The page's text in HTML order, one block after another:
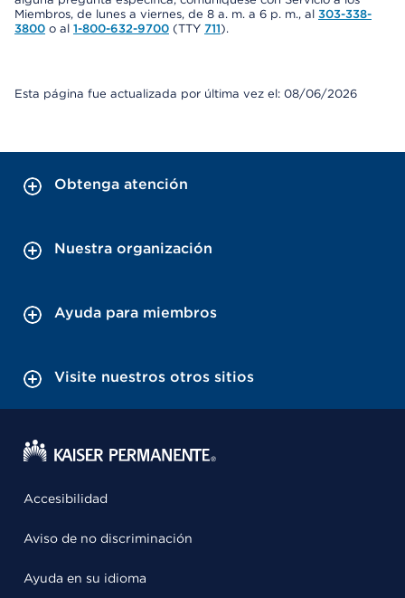
Miembros, de lunes a viernes, de 8 a. m. a 6 p. m., al 303-338-
3800 o al 1-800-632-9700 (TTY 711).
Esta página fue actualizada por última vez el: 08/06/2026
Obtenga atención
Nuestra organización
Ayuda para miembros
Visite nuestros otros sitios
Accesibilidad
Aviso de no discriminación
Ayuda en su idioma